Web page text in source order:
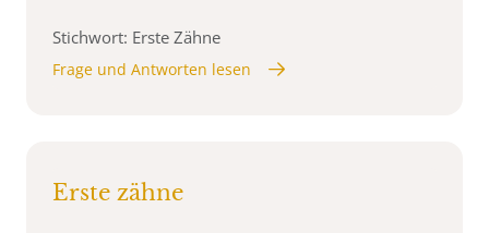
Stichwort: Erste Zähne
Frage und Antworten lesen
Erste zähne